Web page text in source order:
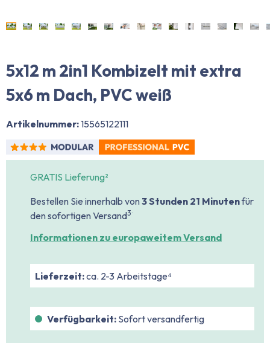
5x12 m 2in1 Kombizelt mit extra
5x6 m Dach, PVC weiß
Artikelnummer:15565122111
GRATIS Lieferung²
Bestellen Sie innerhalb von3 Stunden 21 Minutenfür
den sofortigen Versand3
Informationen zu europaweitem Versand
Lieferzeit:ca. 2-3 Arbeitstage⁴
Verfügbarkeit:Sofort versandfertig